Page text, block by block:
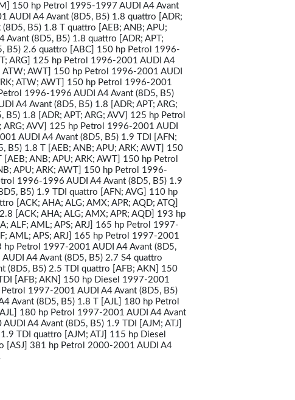
150 hp Petrol 1995-1997 AUDI A4 Avant
AUDI A4 Avant (8D5, B5) 1.8 quattro [ADR;
B5) 1.8 T quattro [AEB; ANB; APU;
(8D5, B5) 1.8 quattro [ADR; APT;
B5) 2.6 quattro [ABC] 150 hp Petrol 1996-
ARG] 125 hp Petrol 1996-2001 AUDI A4
ATW; AWT] 150 hp Petrol 1996-2001 AUDI
ATW; AWT] 150 hp Petrol 1996-2001
1996-1996 AUDI A4 Avant (8D5, B5)
A4 Avant (8D5, B5) 1.8 [ADR; APT; ARG;
1.8 [ADR; APT; ARG; AVV] 125 hp Petrol
AVV] 125 hp Petrol 1996-2001 AUDI
AUDI A4 Avant (8D5, B5) 1.9 TDI [AFN;
B5) 1.8 T [AEB; ANB; APU; ARK; AWT] 150
ANB; APU; ARK; AWT] 150 hp Petrol
APU; ARK; AWT] 150 hp Petrol 1996-
1996-1996 AUDI A4 Avant (8D5, B5) 1.9
B5) 1.9 TDI quattro [AFN; AVG] 110 hp
[ACK; AHA; ALG; AMX; APR; AQD; ATQ]
[ACK; AHA; ALG; AMX; APR; AQD] 193 hp
ALF; AML; APS; ARJ] 165 hp Petrol 1997-
AML; APS; ARJ] 165 hp Petrol 1997-2001
hp Petrol 1997-2001 AUDI A4 Avant (8D5,
A4 Avant (8D5, B5) 2.7 S4 quattro
(8D5, B5) 2.5 TDI quattro [AFB; AKN] 150
[AFB; AKN] 150 hp Diesel 1997-2001
1997-2001 AUDI A4 Avant (8D5, B5)
Avant (8D5, B5) 1.8 T [AJL] 180 hp Petrol
180 hp Petrol 1997-2001 AUDI A4 Avant
A4 Avant (8D5, B5) 1.9 TDI [AJM; ATJ]
TDI quattro [AJM; ATJ] 115 hp Diesel
[ASJ] 381 hp Petrol 2000-2001 AUDI A4